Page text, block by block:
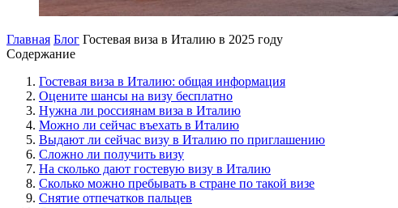
Главная Блог Гостевая виза в Италию в 2025 году
Содержание
Гостевая виза в Италию: общая информация
Оцените шансы на визу бесплатно
Нужна ли россиянам виза в Италию
Можно ли сейчас въехать в Италию
Выдают ли сейчас визу в Италию по приглашению
Сложно ли получить визу
На сколько дают гостевую визу в Италию
Сколько можно пребывать в стране по такой визе
Снятие отпечатков пальцев